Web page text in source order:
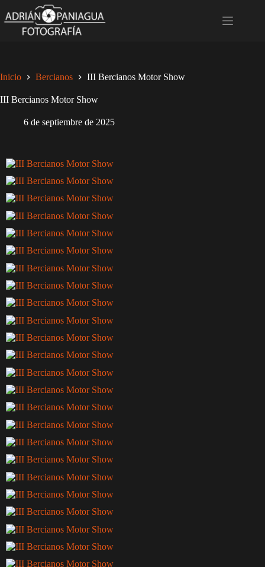
contenido
Inicio Bercianos III Bercianos Motor Show
III Bercianos Motor Show
6 de septiembre de 2025